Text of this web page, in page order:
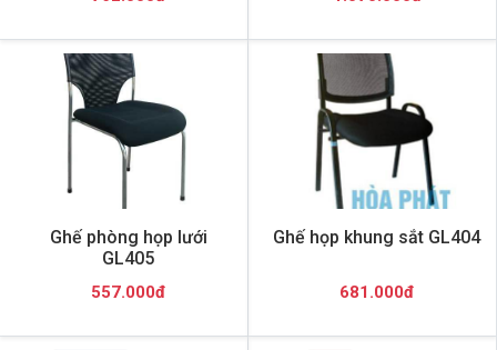
Ghế phòng họp lưới
GL405
557.000đ
Ghế họp khung sắt GL404
681.000đ